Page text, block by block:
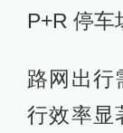
P+R 停车
路网出行
行效率显